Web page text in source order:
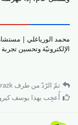
الإلكترونيّة وتحسين
تمّ الرّدّ من طرف
أُعجِب بهذا يوسف